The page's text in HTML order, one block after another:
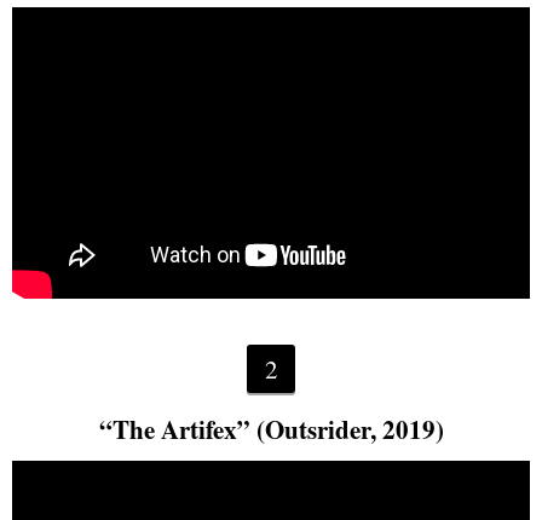
2
“The Artifex” (Outsrider, 2019)